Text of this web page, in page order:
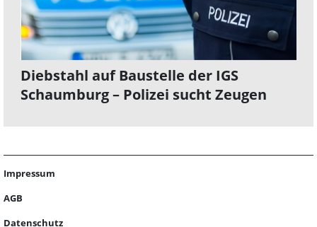
Diebstahl auf Baustelle der IGS
Schaumburg – Polizei sucht Zeugen
Impressum
AGB
Datenschutz